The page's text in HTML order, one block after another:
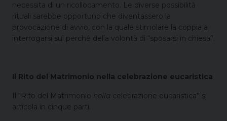
necessita di un ricollocamento. Le diverse possibilità
rituali sarebbe opportuno che diventassero la
provocazione di avvio, con la quale stimolare la coppia a
interrogarsi sul perché della volontà di “sposarsi in chiesa”.
Il Rito del Matrimonio nella celebrazione eucaristica
Il “Rito del Matrimonio nella celebrazione eucaristica” si
articola in cinque parti.